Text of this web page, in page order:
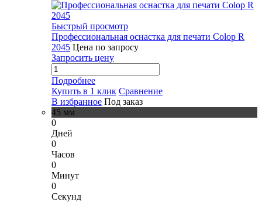
Быстрый просмотр
Профессиональная оснастка для печати Colop R
2045 Цена по запросу
Запросить цену
Подробнее
Купить в 1 клик Сравнение
В избранное Под заказ
45 мм
0
Дней
0
Часов
0
Минут
0
Секунд